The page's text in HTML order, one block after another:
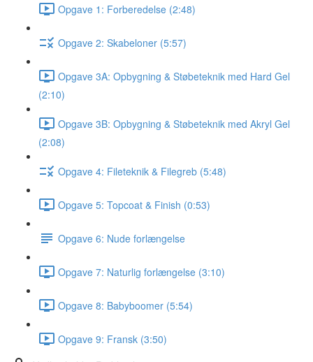
Opgave 1: Forberedelse (2:48)
Opgave 2: Skabeloner (5:57)
Opgave 3A: Opbygning & Støbeteknik med Hard Gel
(2:10)
Opgave 3B: Opbygning & Støbeteknik med Akryl Gel
(2:08)
Opgave 4: Fileteknik & Filegreb (5:48)
Opgave 5: Topcoat & Finish (0:53)
Opgave 6: Nude forlængelse
Opgave 7: Naturlig forlængelse (3:10)
Opgave 8: Babyboomer (5:54)
Opgave 9: Fransk (3:50)